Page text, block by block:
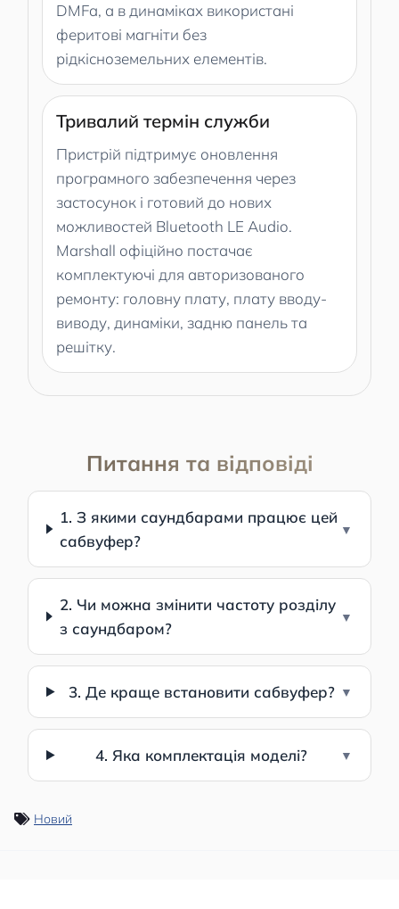
DMFa, а в динаміках використані
феритові магніти без
рідкісноземельних елементів.
Тривалий термін служби
Пристрій підтримує оновлення
програмного забезпечення через
застосунок і готовий до нових
можливостей Bluetooth LE Audio.
Marshall офіційно постачає
комплектуючі для авторизованого
ремонту: головну плату, плату вводу-
виводу, динаміки, задню панель та
решітку.
Питання та відповіді
1. З якими саундбарами працює цей
сабвуфер?
2. Чи можна змінити частоту розділу
з саундбаром?
3. Де краще встановити сабвуфер?
4. Яка комплектація моделі?
Новий